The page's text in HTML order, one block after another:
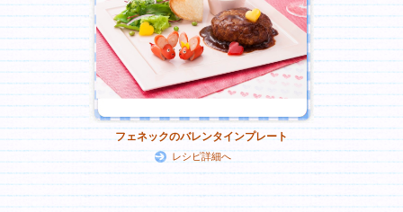
フェネックのバレンタインプレート
レシピ詳細へ